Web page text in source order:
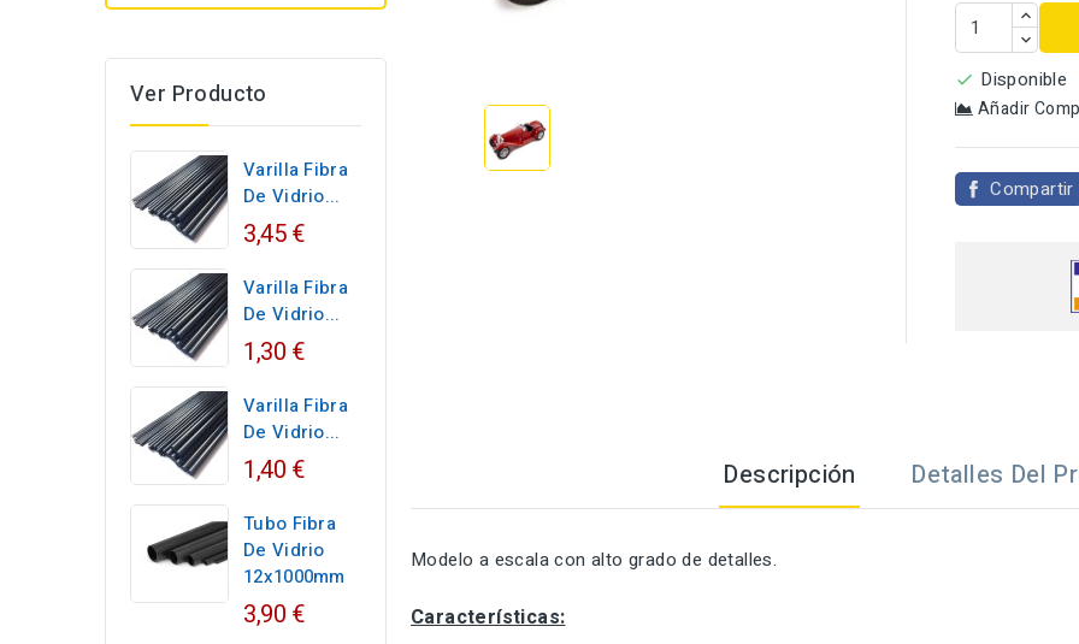
Ver Producto
Varilla Fibra
De Vidrio...
3,45 €
Varilla Fibra
De Vidrio...
1,30 €
Varilla Fibra
De Vidrio...
1,40 €
Tubo Fibra
De Vidrio
12x1000mm
3,90 €
 Disponible
Añadir
Compartir
Descripción Detalles Del
Modelo a escala con alto grado de detalles.
Características: